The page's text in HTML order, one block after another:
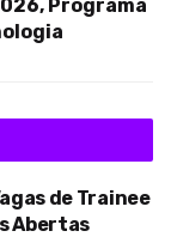
Programa
de Trainee
Abertas